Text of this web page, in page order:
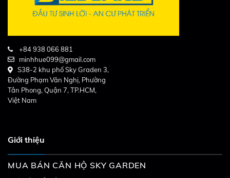
+84 938 066 881
minhhue099@gmail.com
S38-2 khu phố Sky Graden 3,
Đường Phạm Văn Nghị, Phường
Tân Phong, Quận 7, TP.HCM,
Việt Nam
Giới thiệu
MUA BÁN CĂN HỘ SKY GARDEN